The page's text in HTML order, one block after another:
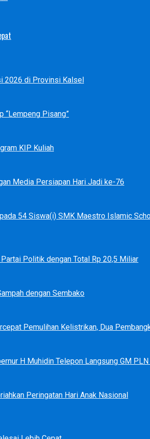
2026 di Provinsi Kalsel
“Lempeng Pisang”
KIP Kuliah
Media Persiapan Hari Jadi ke-76
54 Siswa(i) SMK Maestro Islamic
Politik dengan Total Rp 20,5 Miliar
dengan Sembako
Pemulihan Kelistrikan, Dua
H Muhidin Telepon Langsung GM
Peringatan Hari Anak Nasional